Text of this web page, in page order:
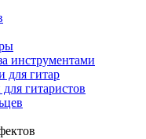
инструментами
для гитар
гитаристов